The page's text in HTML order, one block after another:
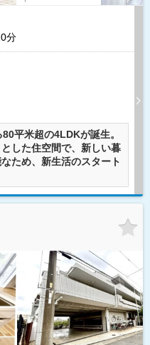
分
平米超の4LDKが誕生。
した住空間で、新しい暮
ため、新生活のスタート